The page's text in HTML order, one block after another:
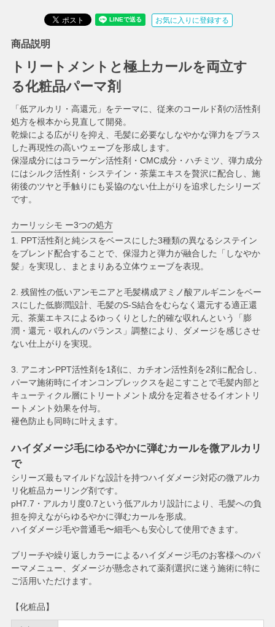
お気に入りに登録する
商品説明
トリートメントと極上カールを両立す
る化粧品パーマ剤
「低アルカリ・高還元」をテーマに、従来のコールド剤の活性剤
処方を根本から見直して開発。
乾燥による広がりを抑え、毛髪に必要なしなやかな弾力をプラス
した再現性の高いウェーブを形成します。
保湿成分にはコラーゲン活性剤・CMC成分・ハチミツ、弾力成分
にはシルク活性剤・システイン・茶葉エキスを贅沢に配合し、施
術後のツヤと手触りにも妥協のない仕上がりを追求したシリーズ
です。
カーリッシモ ー3つの処方
1. PPT活性剤と純シスをベースにした3種類の異なるシステイン
をブレンド配合することで、保湿力と弾力が融合した「しなやか
髪」を実現し、まとまりある立体ウェーブを表現。
2. 残留性の低いアンモニアと毛髪構成アミノ酸アルギニンをベー
スにした低膨潤設計、毛髪のS-S結合をむらなく還元する適正還
元、茶葉エキスによるゆっくりとした的確な収れんという「膨
潤・還元・収れんのバランス」調整により、ダメージを感じさせ
ない仕上がりを実現。
3. アニオンPPT活性剤を1剤に、カチオン活性剤を2剤に配合し、
パーマ施術時にイオンコンプレックスを起こすことで毛髪内部と
キューティクル層にトリートメント成分を定着させるイオントリ
ートメント効果を付与。
褪色防止も同時に叶えます。
ハイダメージ毛にゆるやかに弾むカールを微アルカリ
で
シリーズ最もマイルドな設計を持つハイダメージ対応の微アルカ
リ化粧品カーリング剤です。
pH7.7・アルカリ度0.7という低アルカリ設計により、毛髪への負
担を抑えながらゆるやかに弾むカールを形成。
ハイダメージ毛や普通毛〜細毛へも安心して使用できます。
ブリーチや繰り返しカラーによるハイダメージ毛のお客様へのパ
ーマメニュー、ダメージが懸念されて薬剤選択に迷う施術に特に
ご活用いただけます。
【化粧品】